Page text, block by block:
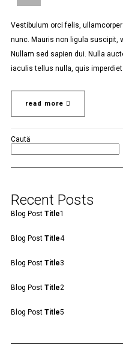
Vestibulum orci felis,
nunc. Mauris non ligula suscipit,
Nullam sed sapien dui. Nulla
iaculis tellus nulla, quis
read more
Caută
Recent Posts
Blog Post Title1
Blog Post Title4
Blog Post Title3
Blog Post Title2
Blog Post Title5